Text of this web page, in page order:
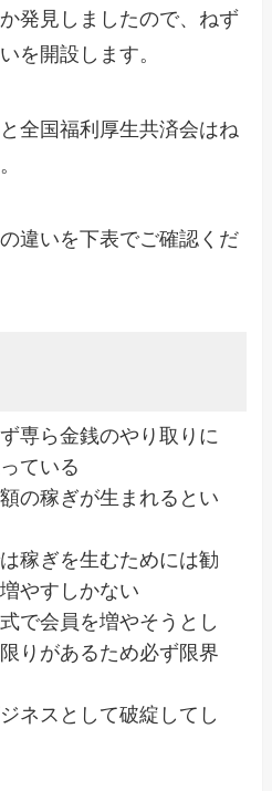
発見しましたので、ねず
を開設します。
全国福利厚生共済会はね
違いを下表でご確認くだ
専ら金銭のやり取りに
ている
の稼ぎが生まれるとい
稼ぎを生むためには勧
やすしかない
で会員を増やそうとし
りがあるため必ず限界
ネスとして破綻してし